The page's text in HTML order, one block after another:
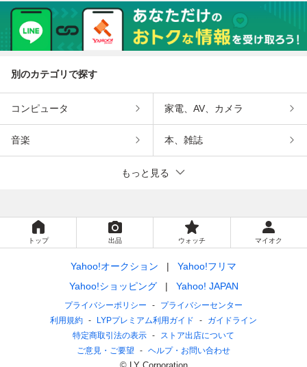
別のカテゴリで探す
コンピュータ 家電、AV、カメラ
音楽 本、雑誌
もっと見る
トップ 出品 ウォッチ マイオク
Yahoo!オークション
Yahoo!フリマ
Yahoo!ショッピング
Yahoo! JAPAN
プライバシーポリシー
プライバシーセンター
利用規約
LYPプレミアム利用ガイド
ガイドライン
特定商取引法の表示
ストア出店について
ご意見・ご要望
ヘルプ・お問い合わせ